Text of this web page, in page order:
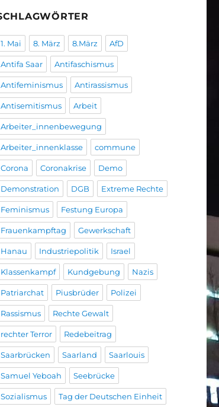
1. Mai 8. März 8.März AfD
Antifa Saar Antifaschismus
Antifeminismus Antirassismus
Antisemitismus Arbeit
Arbeiter_innenbewegung
Arbeiter_innenklasse commune
Corona Coronakrise Demo
Demonstration DGB Extreme Rechte
Feminismus Festung Europa
Frauenkampftag Gewerkschaft
Hanau Industriepolitik Israel
Klassenkampf Kundgebung Nazis
Patriarchat Piusbrüder Polizei
Rassismus Rechte Gewalt
rechter Terror Redebeitrag
Saarbrücken Saarland Saarlouis
Samuel Yeboah Seebrücke
Sozialismus Tag der Deutschen Einheit